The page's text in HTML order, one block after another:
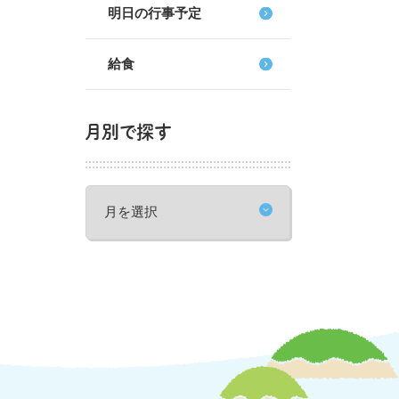
明日の行事予定
給食
月別で探す